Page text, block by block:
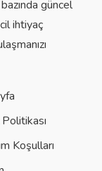
güncel
ihtiyaç
Koşulları